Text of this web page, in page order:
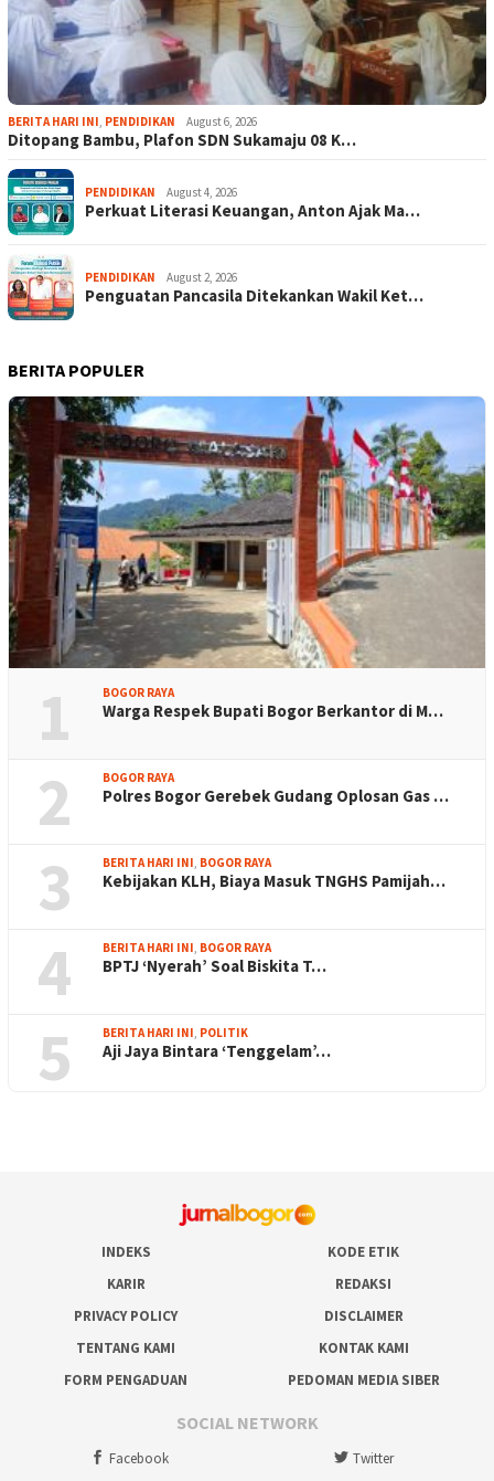
BERITA HARI INI, PENDIDIKAN August 6, 2026
Ditopang Bambu, Plafon SDN Sukamaju 08 K…
PENDIDIKAN August 4, 2026
Perkuat Literasi Keuangan, Anton Ajak Ma…
PENDIDIKAN August 2, 2026
Penguatan Pancasila Ditekankan Wakil Ket…
BERITA POPULER
1 BOGOR RAYA
Warga Respek Bupati Bogor Berkantor di M…
2 BOGOR RAYA
Polres Bogor Gerebek Gudang Oplosan Gas …
3 BERITA HARI INI BOGOR RAYA
Kebijakan KLH, Biaya Masuk TNGHS Pamijah…
4 BERITA HARI INI BOGOR RAYA
BPTJ ‘Nyerah’ Soal Biskita T…
5 BERITA HARI INI POLITIK
Aji Jaya Bintara ‘Tenggelam’…
INDEKS
KODE ETIK
KARIR
REDAKSI
PRIVACY POLICY
DISCLAIMER
TENTANG KAMI
KONTAK KAMI
FORM PENGADUAN
PEDOMAN MEDIA SIBER
SOCIAL NETWORK
Facebook Twitter